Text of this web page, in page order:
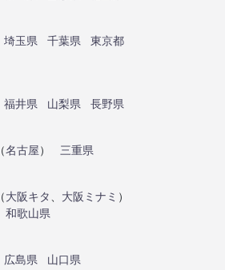
埼玉県 千葉県
東京都
福井県 山梨県
長野県
（名古屋）
三重県
（大阪キタ 大阪ミナミ ）
和歌山県
広島県
山口県